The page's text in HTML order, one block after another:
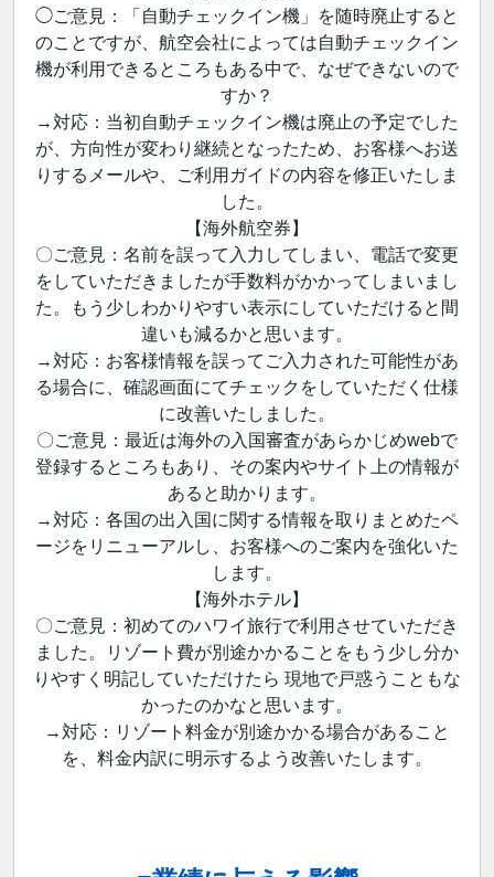
◯ご意見：「自動チェックイン機」を随時廃止すると
のことですが、航空会社によっては自動チェックイン
機が利用できるところもある中で、なぜできないので
すか？
→対応：当初自動チェックイン機は廃止の予定でした
が、方向性が変わり継続となったため、お客様へお送
りするメールや、ご利用ガイドの内容を修正いたしま
した。
【海外航空券】
〇ご意見：名前を誤って入力してしまい、電話で変更
をしていただきましたが手数料がかかってしまいまし
た。もう少しわかりやすい表示にしていただけると間
違いも減るかと思います。
→対応：お客様情報を誤ってご入力された可能性があ
る場合に、確認画面にてチェックをしていただく仕様
に改善いたしました。
〇ご意見：最近は海外の入国審査があらかじめwebで
登録するところもあり、その案内やサイト上の情報が
あると助かります。
→対応：各国の出入国に関する情報を取りまとめたペ
ージをリニューアルし、お客様へのご案内を強化いた
します。
【海外ホテル】
〇ご意見：初めてのハワイ旅行で利用させていただき
ました。リゾート費が別途かかることをもう少し分か
りやすく明記していただけたら 現地で戸惑うこともな
かったのかなと思います。
→対応：リゾート料金が別途かかる場合があること
を、料金内訳に明示するよう改善いたします。